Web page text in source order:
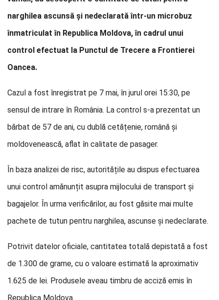
narghilea ascunsă și nedeclarată într-un microbuz
înmatriculat în Republica Moldova, în cadrul unui
control efectuat la Punctul de Trecere a Frontierei
Oancea.
Cazul a fost înregistrat pe 7 mai, în jurul orei 15:30, pe
sensul de intrare în România. La control s-a prezentat un
bărbat de 57 de ani, cu dublă cetățenie, română și
moldovenească, aflat în calitate de pasager.
În baza analizei de risc, autoritățile au dispus efectuarea
unui control amănunțit asupra mijlocului de transport și
bagajelor. În urma verificărilor, au fost găsite mai multe
pachete de tutun pentru narghilea, ascunse și nedeclarate.
Potrivit datelor oficiale, cantitatea totală depistată a fost
de 1.300 de grame, cu o valoare estimată la aproximativ
1.625 de lei. Produsele aveau timbru de acciză emis în
Republica Moldova.